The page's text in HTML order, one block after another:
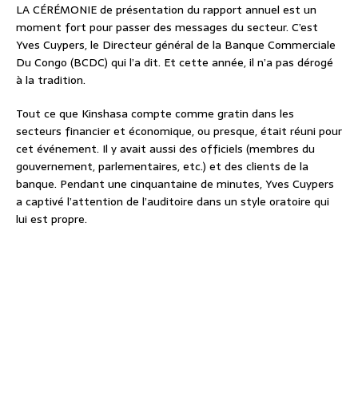
LA CÉRÉMONIE de présentation du rapport annuel est un
moment fort pour passer des messages du secteur. C’est
Yves Cuypers, le Directeur général de la Banque Commerciale
Du Congo (BCDC) qui l’a dit. Et cette année, il n’a pas dérogé
à la tradition.
Tout ce que Kinshasa compte comme gratin dans les
secteurs financier et économique, ou presque, était réuni pour
cet événement. Il y avait aussi des officiels (membres du
gouvernement, parlementaires, etc.) et des clients de la
banque. Pendant une cinquantaine de minutes, Yves Cuypers
a captivé l’attention de l’auditoire dans un style oratoire qui
lui est propre.